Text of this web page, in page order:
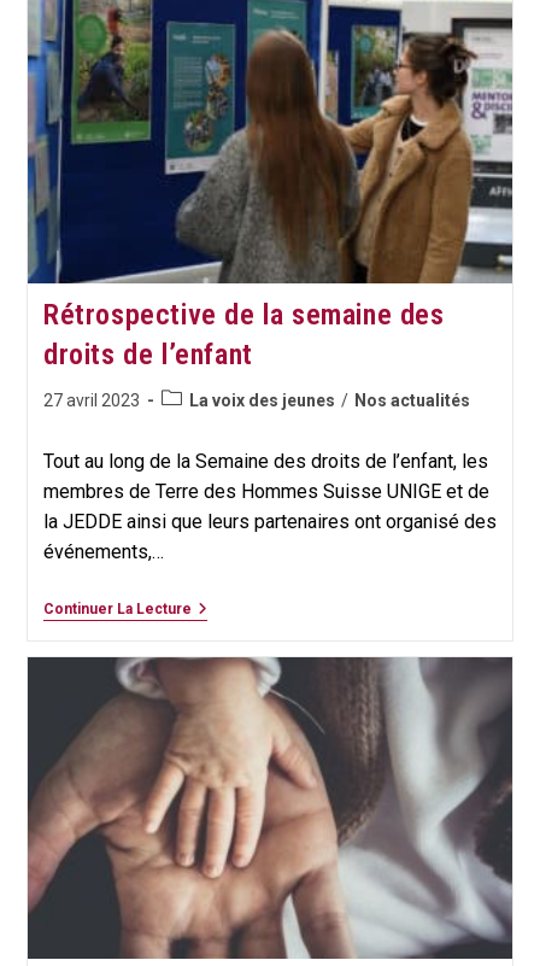
Dépenses
De
Développement
Suisses
Reste
Dans
Le
Pays
Rétrospective de la semaine des
droits de l’enfant
Publication
27 avril 2023
PostLa voix des jeunes / Nos actualités
Tout au long de la Semaine des droits de l’enfant, les
membres de Terre des Hommes Suisse UNIGE et de
la JEDDE ainsi que leurs partenaires ont organisé des
événements,…
Continuer La LectureRétrospective
Semaine
De
L’enfant